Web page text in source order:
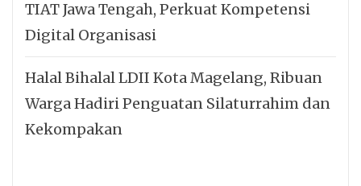
TIAT Jawa Tengah, Perkuat Kompetensi
Digital Organisasi
Halal Bihalal LDII Kota Magelang, Ribuan
Warga Hadiri Penguatan Silaturrahim dan
Kekompakan